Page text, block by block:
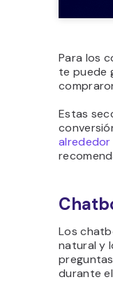
Para los
te puede
Estas
alrededor
Los
natural y
durante